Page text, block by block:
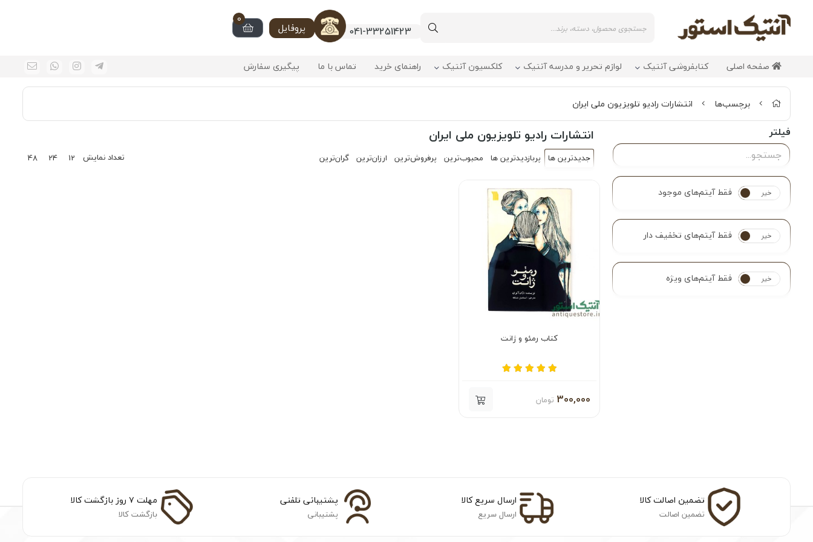
041-33251423 پروفایل
0
صفحه اصلی کتابفروشی آنتیک لوازم تحریر و مدرسه آنتیک کلکسیون آنتیک راهنمای خرید تماس با ما پیگیری سفارش
برچسب‌ها انتشارات رادیو تلویزیون ملی ایران
فیلتر
بله خیر فقط آیتم‌های موجود
بله خیر فقط آیتم‌های تخفیف دار
بله خیر فقط آیتم‌های ویژه
انتشارات رادیو تلویزیون ملی ایران
جدیدترین ها پربازدیدترین ها محبوب‌‌ترین پرفروش‌ترین ارزان‌ترین گران‌ترین تعداد نمایش 12
24
48
کتاب رمئو و ژانت
300,000 تومان
تضمین اصالت کالا
تضمین اصالت
ارسال سریع کالا
ارسال سریع
پشتیبانی تلفنی
پشتیبانی
مهلت ۷ روز بازگشت کالا
بازگشت کالا